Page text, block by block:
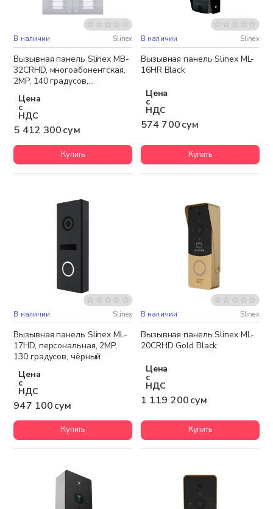
Бесплатная доставка
В наличии Slinex
Вызывная панель Slinex MB-
32CRHD, многоабонентская,
2MP, 140 градусов,
Цена
с
НДС
5 412 300 сум
Купить
В наличии Slinex
Вызывная панель Slinex ML-
16HR Black
Цена
с
НДС
574 700 сум
Купить
В наличии Slinex
Вызывная панель Slinex ML-
17HD, персональная, 2MP,
130 градусов, чёрный
Цена
с
НДС
947 100 сум
Купить
Бесплатная доставка
В наличии Slinex
Вызывная панель Slinex ML-
20CRHD Gold Black
Цена
с
НДС
1 119 200 сум
Купить